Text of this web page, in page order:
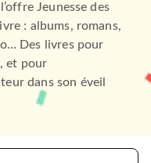
Jeunesse des
: albums, romans,
Des livres pour
et pour
dans son éveil